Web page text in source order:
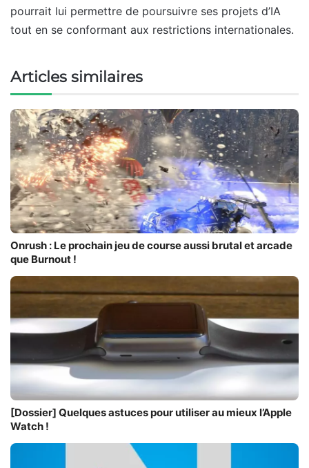
pourrait lui permettre de poursuivre ses projets d’IA
tout en se conformant aux restrictions internationales.
Articles similaires
Onrush : Le prochain jeu de course aussi brutal et arcade
que Burnout !
[Dossier] Quelques astuces pour utiliser au mieux l’Apple
Watch !